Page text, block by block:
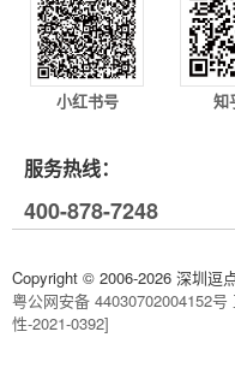
小红书号 知
服务热线：
400-878-7248
Copyright © 2006-2026 深圳逗
粤公网安备 44030702004152号
性-2021-0392]